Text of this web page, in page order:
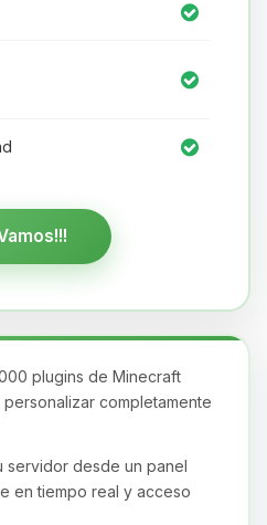
plugins de Minecraft
completamente
servidor desde un panel
en tiempo real y acceso